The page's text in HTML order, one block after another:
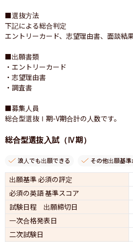
■選抜方法
下記による総合判定
エントリーカード、志望理由書、面談結
■出願書類
・エントリーカード
・志望理由書
・調査書
■募集人員
総合型選抜Ⅰ期-V期合計の人数です。
総合型選抜入試（Ⅳ期）
浪人でも出願できる その他出願基準
出願基準 必須の評定
必須の英語 基準スコア
試験日程 出願締切日
一次合格発表日
二次試験日